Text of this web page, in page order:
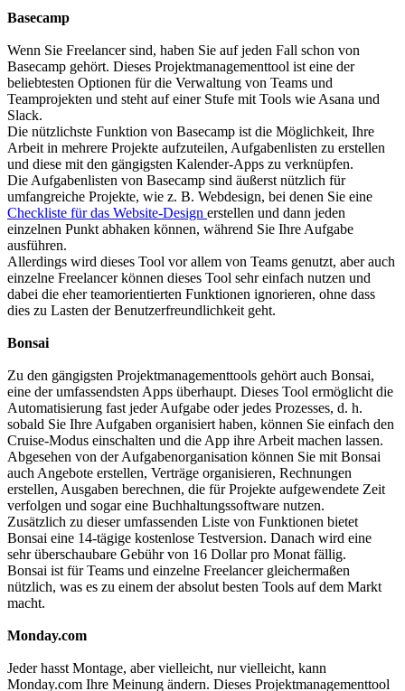
Basecamp
Wenn Sie Freelancer sind, haben Sie auf jeden Fall schon von
Basecamp gehört. Dieses Projektmanagementtool ist eine der
beliebtesten Optionen für die Verwaltung von Teams und
Teamprojekten und steht auf einer Stufe mit Tools wie Asana und
Slack.
Die nützlichste Funktion von Basecamp ist die Möglichkeit, Ihre
Arbeit in mehrere Projekte aufzuteilen, Aufgabenlisten zu erstellen
und diese mit den gängigsten Kalender-Apps zu verknüpfen.
Die Aufgabenlisten von Basecamp sind äußerst nützlich für
umfangreiche Projekte, wie z. B. Webdesign, bei denen Sie eine
Checkliste für das Website-Design erstellen und dann jeden
einzelnen Punkt abhaken können, während Sie Ihre Aufgabe
ausführen.
Allerdings wird dieses Tool vor allem von Teams genutzt, aber auch
einzelne Freelancer können dieses Tool sehr einfach nutzen und
dabei die eher teamorientierten Funktionen ignorieren, ohne dass
dies zu Lasten der Benutzerfreundlichkeit geht.
Bonsai
Zu den gängigsten Projektmanagementtools gehört auch Bonsai,
eine der umfassendsten Apps überhaupt. Dieses Tool ermöglicht die
Automatisierung fast jeder Aufgabe oder jedes Prozesses, d. h.
sobald Sie Ihre Aufgaben organisiert haben, können Sie einfach den
Cruise-Modus einschalten und die App ihre Arbeit machen lassen.
Abgesehen von der Aufgabenorganisation können Sie mit Bonsai
auch Angebote erstellen, Verträge organisieren, Rechnungen
erstellen, Ausgaben berechnen, die für Projekte aufgewendete Zeit
verfolgen und sogar eine Buchhaltungssoftware nutzen.
Zusätzlich zu dieser umfassenden Liste von Funktionen bietet
Bonsai eine 14-tägige kostenlose Testversion. Danach wird eine
sehr überschaubare Gebühr von 16 Dollar pro Monat fällig.
Bonsai ist für Teams und einzelne Freelancer gleichermaßen
nützlich, was es zu einem der absolut besten Tools auf dem Markt
macht.
Monday.com
Jeder hasst Montage, aber vielleicht, nur vielleicht, kann
Monday.com Ihre Meinung ändern. Dieses Projektmanagementtool